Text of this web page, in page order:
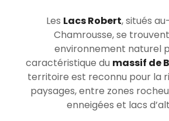
Les Lacs Robert, situés
Chamrousse, se
environnement naturel
caractéristique du massif de
territoire est reconnu pour la
paysages, entre zones
enneigées et lacs